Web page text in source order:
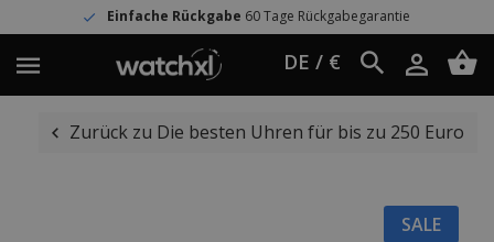
Einfache Rückgabe60 Tage Rückgabegarantie
DE / €
Zurück zu Die besten Uhren für bis zu 250 Euro
SALE